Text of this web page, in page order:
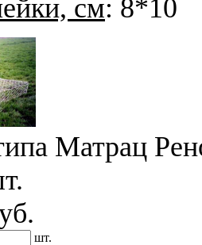
см: 8*10
Матрац
шт.